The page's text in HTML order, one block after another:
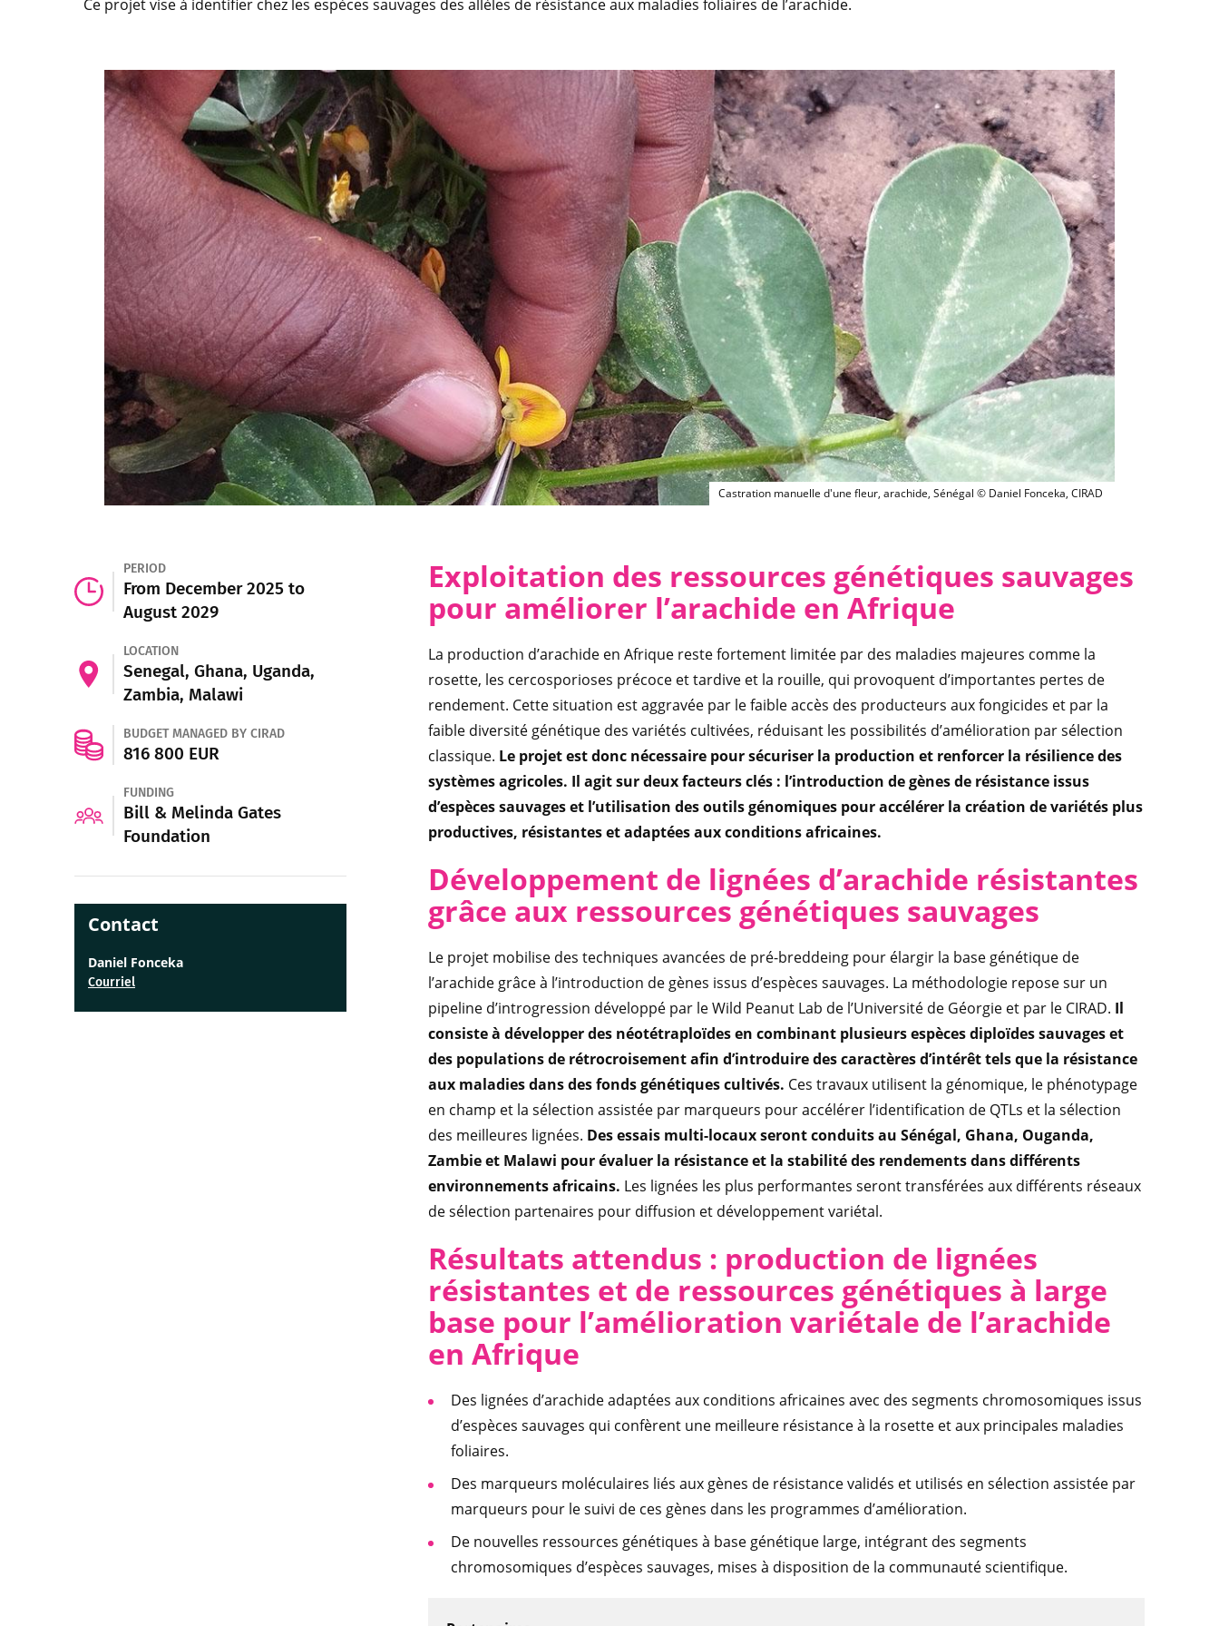
Ce projet vise à identifier chez les espèces sauvages des allèles de résistance aux maladies foliaires de l’arachide.
WILDGROUNDNUT
Castration manuelle d'une fleur, arachide, Sénégal © Daniel Fonceka, CIRAD
PERIOD
From December 2025 to
August 2029
LOCATION
Senegal, Ghana, Uganda,
Zambia, Malawi
BUDGET MANAGED BY CIRAD
816 800 EUR
FUNDING
Bill & Melinda Gates
Foundation
Contact
Daniel Fonceka
Courriel
Exploitation des ressources génétiques sauvages
pour améliorer l’arachide en Afrique
La production d’arachide en Afrique reste fortement limitée par des maladies majeures comme la
rosette, les cercosporioses précoce et tardive et la rouille, qui provoquent d’importantes pertes de
rendement. Cette situation est aggravée par le faible accès des producteurs aux fongicides et par la
faible diversité génétique des variétés cultivées, réduisant les possibilités d’amélioration par sélection
classique. Le projet est donc nécessaire pour sécuriser la production et renforcer la résilience des
systèmes agricoles. Il agit sur deux facteurs clés : l’introduction de gènes de résistance issus
d’espèces sauvages et l’utilisation des outils génomiques pour accélérer la création de variétés plus
productives, résistantes et adaptées aux conditions africaines.
Développement de lignées d’arachide résistantes
grâce aux ressources génétiques sauvages
Le projet mobilise des techniques avancées de pré-breddeing pour élargir la base génétique de
l’arachide grâce à l’introduction de gènes issus d’espèces sauvages. La méthodologie repose sur un
pipeline d’introgression développé par le Wild Peanut Lab de l’Université de Géorgie et par le CIRAD. Il
consiste à développer des néotétraploïdes en combinant plusieurs espèces diploïdes sauvages et
des populations de rétrocroisement afin d’introduire des caractères d’intérêt tels que la résistance
aux maladies dans des fonds génétiques cultivés. Ces travaux utilisent la génomique, le phénotypage
en champ et la sélection assistée par marqueurs pour accélérer l’identification de QTLs et la sélection
des meilleures lignées. Des essais multi-locaux seront conduits au Sénégal, Ghana, Ouganda,
Zambie et Malawi pour évaluer la résistance et la stabilité des rendements dans différents
environnements africains. Les lignées les plus performantes seront transférées aux différents réseaux
de sélection partenaires pour diffusion et développement variétal.
Résultats attendus : production de lignées
résistantes et de ressources génétiques à large
base pour l’amélioration variétale de l’arachide
en Afrique
Des lignées d’arachide adaptées aux conditions africaines avec des segments chromosomiques issus
d’espèces sauvages qui confèrent une meilleure résistance à la rosette et aux principales maladies
foliaires.
Des marqueurs moléculaires liés aux gènes de résistance validés et utilisés en sélection assistée par
marqueurs pour le suivi de ces gènes dans les programmes d’amélioration.
De nouvelles ressources génétiques à base génétique large, intégrant des segments
chromosomiques d’espèces sauvages, mises à disposition de la communauté scientifique.